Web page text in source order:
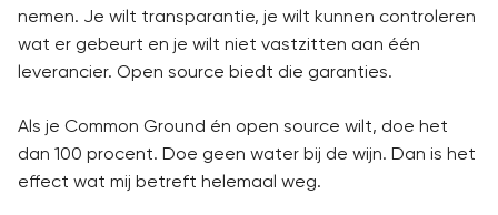
nemen. Je wilt transparantie, je wilt kunnen controleren
wat er gebeurt en je wilt niet vastzitten aan één
leverancier. Open source biedt die garanties.
Als je Common Ground én open source wilt, doe het
dan 100 procent. Doe geen water bij de wijn. Dan is het
effect wat mij betreft helemaal weg.